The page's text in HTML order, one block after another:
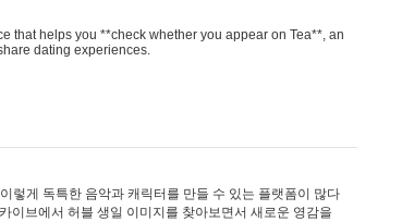
that helps you **check whether you appear on Tea**, an
dating experiences.
렇게 독특한 음악과 캐릭터를 만들 수 있는 플랫폼이 많다
이브에서 허블 생일 이미지를 찾아보면서 새로운 영감을